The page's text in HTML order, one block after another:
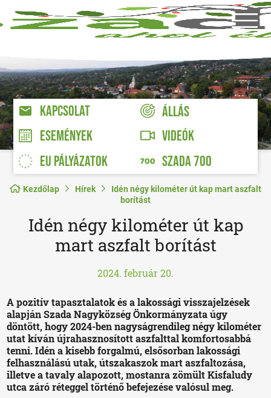
KAPCSOLAT
ÁLLÁS
ESEMÉNYEK
VIDEÓK
EU PÁLYÁZATOK
SZADA 700
Kezdőlap Hírek
Idén négy kilométer út kap mart aszfalt
borítást
Idén négy kilométer út kap
mart aszfalt borítást
2024. február 20.
A pozitív tapasztalatok és a lakossági visszajelzések
alapján Szada Nagyközség Önkormányzata úgy
döntött, hogy 2024-ben nagyságrendileg négy kilométer
utat kíván újrahasznosított aszfalttal komfortosabbá
tenni. Idén a kisebb forgalmú, elsősorban lakossági
felhasználású utak, útszakaszok mart aszfaltozása,
illetve a tavaly alapozott, mostanra zömült Kisfaludy
utca záró réteggel történő befejezése valósul meg.